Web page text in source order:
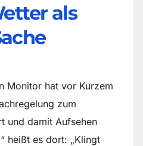
als
Monitor hat vor Kurzem
zum
und damit Aufsehen
heißt es dort: „Klingt